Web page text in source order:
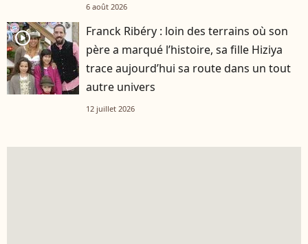
6 août 2026
player2
Franck Ribéry : loin des terrains où son
père a marqué l’histoire, sa fille Hiziya
trace aujourd’hui sa route dans un tout
autre univers
12 juillet 2026